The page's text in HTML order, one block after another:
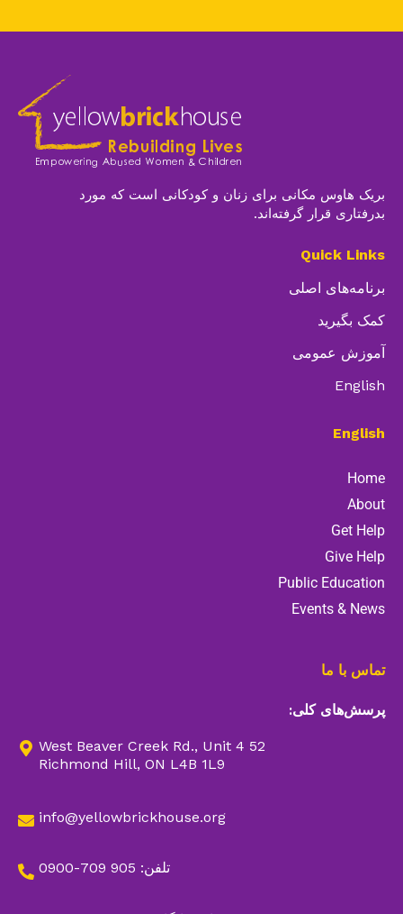
بریک هاوس مکانی برای زنان و کودکانی است که مورد
بدرفتاری قرار گرفته‌اند.
Quick Links
برنامه‌های اصلی
کمک بگیرید
آموزش عمومی
English
English
Home
About
Get Help
Give Help
Public Education
Events & News
تماس با ما
پرسش‌های کلی:
52 West Beaver Creek Rd., Unit 4
Richmond Hill, ON L4B 1L9
info@yellowbrickhouse.org
تلفن: 905 709-0900